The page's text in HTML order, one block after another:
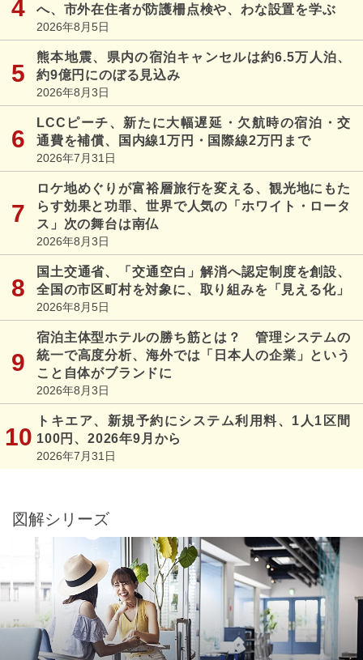
へ、市外在住者が防護柵点検や、わな設置を学ぶ
2026年8月5日
熊本地震、県内の宿泊キャンセルは約6.5万人泊、
約9億円にのぼる見込み
2026年8月3日
LCCピーチ、新たに大幅遅延・欠航時の宿泊・交
通費を補償、国内線1万円・国際線2万円まで
2026年7月31日
ロケ地めぐりが富裕層旅行を変える、観光地にもた
らす効果と功罪、世界で人気の「ホワイト・ロータ
ス」次の舞台は南仏
2026年8月3日
国土交通省、「交通空白」解消へ認定制度を創設、
全国の市区町村を対象に、取り組みを「見える化」
2026年8月5日
宿泊主体型ホテルの勝ち筋とは？ 管理システムの
統一で高度分析、海外では「日本人の企業」という
こと自体がブランドに
2026年8月3日
トキエア、新規予約にシステム利用料、1人1区間
100円、2026年9月から
2026年7月31日
図解シリーズ